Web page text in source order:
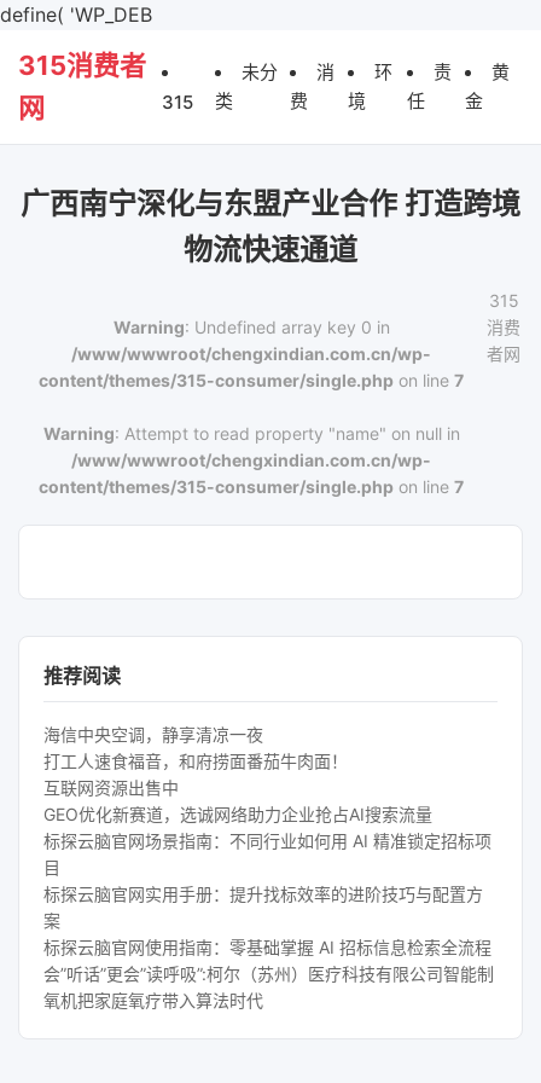
define( 'WP_DEB
315消费者
网
315
未分
类
消
费
环
境
责
任
黄
金
广西南宁深化与东盟产业合作 打造跨境
物流快速通道
Warning: Undefined array key 0 in
/www/wwwroot/chengxindian.com.cn/wp-
content/themes/315-consumer/single.php on line7
Warning: Attempt to read property "name" on null in
/www/wwwroot/chengxindian.com.cn/wp-
content/themes/315-consumer/single.php on line7
315
消费
者网
推荐阅读
海信中央空调，静享清凉一夜
打工人速食福音，和府捞面番茄牛肉面！
互联网资源出售中
GEO优化新赛道，选诚网络助力企业抢占AI搜索流量
标探云脑官网场景指南：不同行业如何用 AI 精准锁定招标项
目
标探云脑官网实用手册：提升找标效率的进阶技巧与配置方
案
标探云脑官网使用指南：零基础掌握 AI 招标信息检索全流程
会”听话”更会”读呼吸”:柯尔（苏州）医疗科技有限公司智能制
氧机把家庭氧疗带入算法时代